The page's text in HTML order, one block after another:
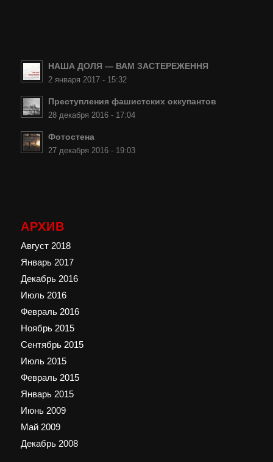
НАША ДОЛЯ — ВАМ ЗАСТЕРЕЖЕННЯ
2 января 2017 - 15:32
Преступления фашистских оккупантов
28 декабря 2016 - 17:04
Фотостена
27 декабря 2016 - 19:03
АРХИВ
Август 2018
Январь 2017
Декабрь 2016
Июль 2016
Февраль 2016
Ноябрь 2015
Сентябрь 2015
Июль 2015
Февраль 2015
Январь 2015
Июнь 2009
Май 2009
Декабрь 2008